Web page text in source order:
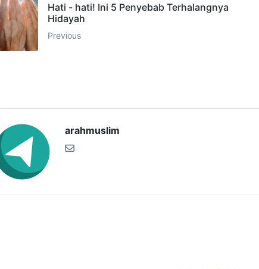
Hati - hati! Ini 5 Penyebab Terhalangnya
Hidayah
Previous
arahmuslim